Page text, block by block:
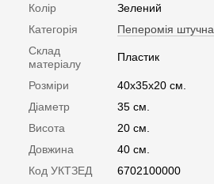
Колір
Зелений
Категорія
Пеперомія штучна
Склад
матеріалу
Пластик
Розміри
40х35х20 см.
Діаметр
35 см.
Висота
20 см.
Довжина
40 см.
Код УКТЗЕД
6702100000